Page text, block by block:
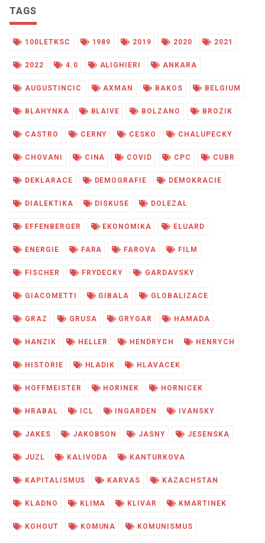
TAGS
100LETKSC 1989 2019 2020 2021
2022 4.0 ALIGHIERI ANKARA
AUGUSTINCIC AXMAN BAKOS BELGIUM
BLAHYNKA BLAIVE BOLZANO BROZIK
CASTRO CERNY CESKO CHALUPECKY
CHOVANI CINA COVID CPC CUBR
DEKLARACE DEMOGRAFIE DEMOKRACIE
DIALEKTIKA DISKUSE DOLEZAL
EFFENBERGER EKONOMIKA ELUARD
ENERGIE FARA FAROVA FILM
FISCHER FRYDECKY GARDAVSKY
GIACOMETTI GIBALA GLOBALIZACE
GRAZ GRUSA GRYGAR HAMADA
HANZIK HELLER HENDRYCH HENRYCH
HISTORIE HLADIK HLAVACEK
HOFFMEISTER HORINEK HORNICEK
HRABAL ICL INGARDEN IVANSKY
JAKES JAKOBSON JASNY JESENSKA
JUZL KALIVODA KANTURKOVA
KAPITALISMUS KARVAS KAZACHSTAN
KLADNO KLIMA KLIVAR KMARTINEK
KOHOUT KOMUNA KOMUNISMUS